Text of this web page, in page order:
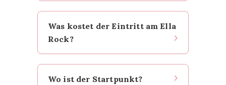
Plane 3–4,5 Stunden insgesamt
ein. Für Sonnenaufgang zusätzlich
Zeitpuffer einplanen — lieber zu
früh oben als zu spät.
Was kostet der Eintritt am Ella
Rock?
Am Viewpoint oben werden 930
LKR (~3 €) pro Person kassiert.
Wo ist der Startpunkt?